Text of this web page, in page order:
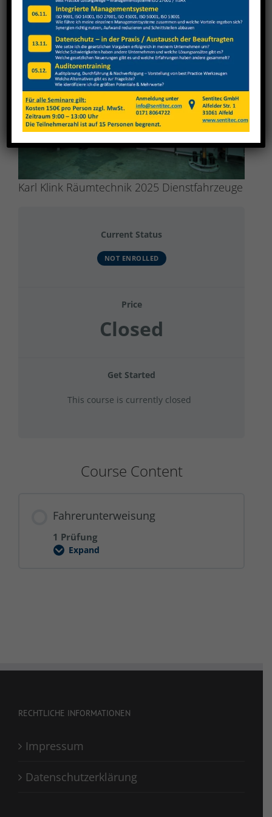
View
Larger
Image
Karl Klink Räumtechnik 2025 Dienstfahrzeuge
Current Status
NOT ENROLLED
Price
Closed
Get Started
This course is currently closed
Course Content
Fahrerunterweisung
1 Prüfung
Expand
Fahrerunterweisung
RECHTLICHE INFORMATIONEN
Impressum
Datenschutzerklärung